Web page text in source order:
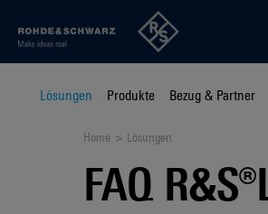
Lösungen Produkte Bezug & Partner
Home Lösungen
FAQ